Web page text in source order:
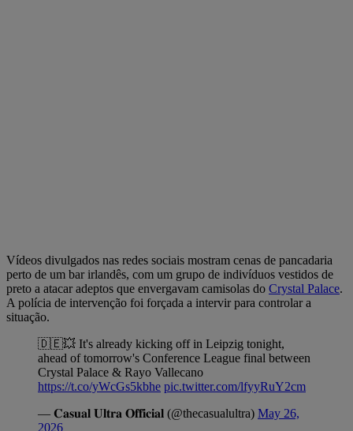
Vídeos divulgados nas redes sociais mostram cenas de pancadaria
perto de um bar irlandês, com um grupo de indivíduos vestidos de
preto a atacar adeptos que envergavam camisolas do Crystal Palace.
A polícia de intervenção foi forçada a intervir para controlar a
situação.
🇩🇪💥 It's already kicking off in Leipzig tonight,
ahead of tomorrow's Conference League final between
Crystal Palace & Rayo Vallecano
https://t.co/yWcGs5kbhe pic.twitter.com/lfyyRuY2cm
— 𝐂𝐚𝐬𝐮𝐚𝐥 𝐔𝐥𝐭𝐫𝐚 𝐎𝐟𝐟𝐢𝐜𝐢𝐚𝐥 (@thecasualultra) May 26,
2026